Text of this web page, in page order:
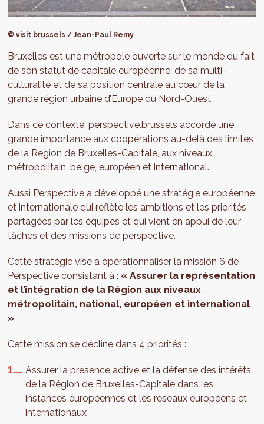
© visit.brussels / Jean-Paul Remy
Bruxelles est une métropole ouverte sur le monde du fait
de son statut de capitale européenne, de sa multi-
culturalité et de sa position centrale au cœur de la
grande région urbaine d’Europe du Nord-Ouest.
Dans ce contexte, perspective.brussels accorde une
grande importance aux coopérations au-delà des limites
de la Région de Bruxelles-Capitale, aux niveaux
métropolitain, belge, européen et international.
Aussi Perspective a développé une stratégie européenne
et internationale qui reflète les ambitions et les priorités
partagées par les équipes et qui vient en appui de leur
tâches et des missions de perspective.
Cette stratégie vise à opérationnaliser la mission 6 de
Perspective consistant à : « Assurer la représentation
et l’intégration de la Région aux niveaux
métropolitain, national, européen et international
».
Cette mission se décline dans 4 priorités :
Assurer la présence active et la défense des intérêts
de la Région de Bruxelles-Capitale dans les
instances européennes et les réseaux européens et
internationaux